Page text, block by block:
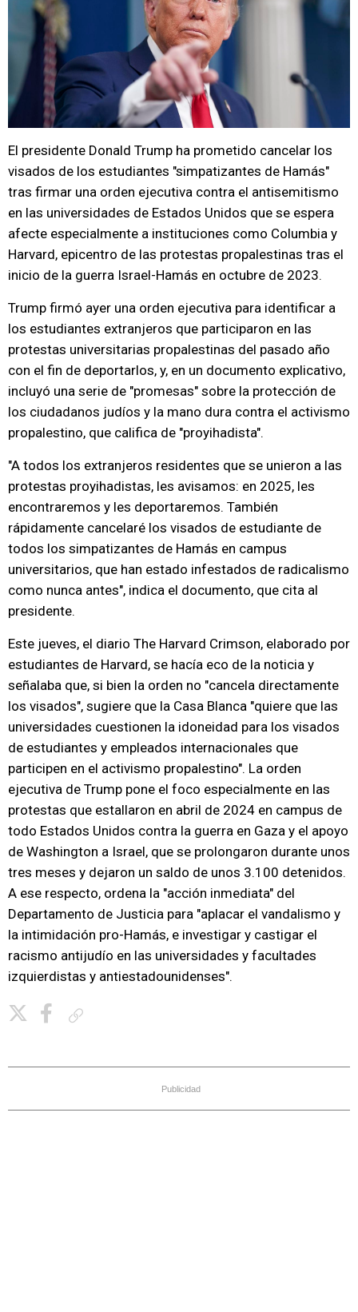
El presidente Donald Trump ha prometido cancelar los
visados de los estudiantes "simpatizantes de Hamás"
tras firmar una orden ejecutiva contra el antisemitismo
en las universidades de Estados Unidos que se espera
afecte especialmente a instituciones como Columbia y
Harvard, epicentro de las protestas propalestinas tras el
inicio de la guerra Israel-Hamás en octubre de 2023.
Trump firmó ayer una orden ejecutiva para identificar a
los estudiantes extranjeros que participaron en las
protestas universitarias propalestinas del pasado año
con el fin de deportarlos, y, en un documento explicativo,
incluyó una serie de "promesas" sobre la protección de
los ciudadanos judíos y la mano dura contra el activismo
propalestino, que califica de "proyihadista".
"A todos los extranjeros residentes que se unieron a las
protestas proyihadistas, les avisamos: en 2025, les
encontraremos y les deportaremos. También
rápidamente cancelaré los visados de estudiante de
todos los simpatizantes de Hamás en campus
universitarios, que han estado infestados de radicalismo
como nunca antes", indica el documento, que cita al
presidente.
Este jueves, el diario The Harvard Crimson, elaborado por
estudiantes de Harvard, se hacía eco de la noticia y
señalaba que, si bien la orden no "cancela directamente
los visados", sugiere que la Casa Blanca "quiere que las
universidades cuestionen la idoneidad para los visados
de estudiantes y empleados internacionales que
participen en el activismo propalestino". La orden
ejecutiva de Trump pone el foco especialmente en las
protestas que estallaron en abril de 2024 en campus de
todo Estados Unidos contra la guerra en Gaza y el apoyo
de Washington a Israel, que se prolongaron durante unos
tres meses y dejaron un saldo de unos 3.100 detenidos.
A ese respecto, ordena la "acción inmediata" del
Departamento de Justicia para "aplacar el vandalismo y
la intimidación pro-Hamás, e investigar y castigar el
racismo antijudío en las universidades y facultades
izquierdistas y antiestadounidenses".
Publicidad